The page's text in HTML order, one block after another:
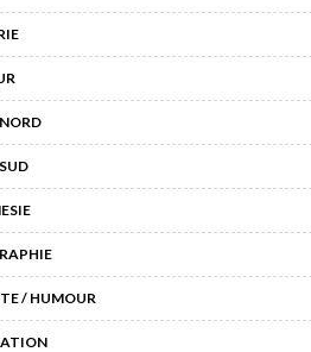
/ HUMOUR